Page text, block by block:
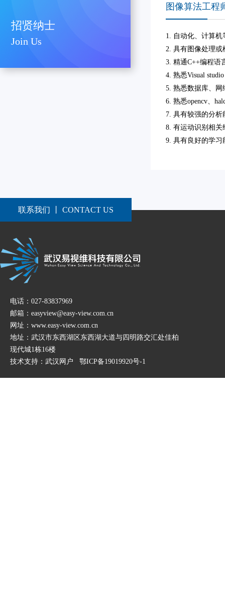
招贤纳士
Join Us
图像算法工程
1. 自动化、计算
2. 具有图像处理
3. 精通C++编程语
4. 熟悉Visual
5. 熟悉数据库、
6. 熟悉opencv、
7. 具有较强的分
8. 有运动识别相
9. 具有良好的学
联系我们 丨 CONTACT US
电话：027-83837969
邮箱：easyview@easy-view.com.cn
网址：www.easy-view.com.cn
地址：武汉市东西湖区东西湖大道与四明路交汇处佳柏
现代城1栋16楼
技术支持： 武汉网户 鄂ICP备19019920号-1